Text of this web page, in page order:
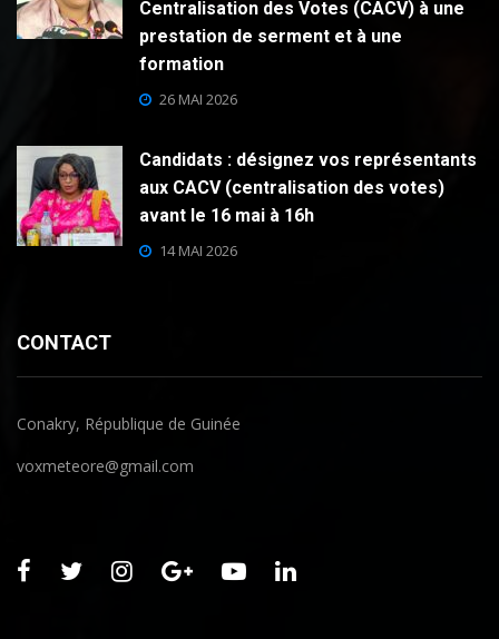
Centralisation des Votes (CACV) à une
prestation de serment et à une
formation
26 MAI 2026
Candidats : désignez vos représentants
aux CACV (centralisation des votes)
avant le 16 mai à 16h
14 MAI 2026
CONTACT
Conakry, République de Guinée
voxmeteore@gmail.com